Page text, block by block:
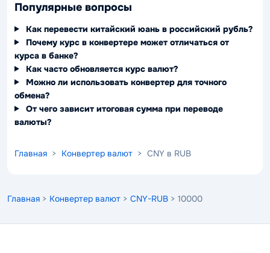
Популярные вопросы
Как перевести китайский юань в российский рубль?
Почему курс в конвертере может отличаться от
курса в банке?
Как часто обновляется курс валют?
Можно ли использовать конвертер для точного
обмена?
От чего зависит итоговая сумма при переводе
валюты?
Главная > Конвертер валют > CNY в RUB
Главная > Конвертер валют > CNY-RUB > 10000